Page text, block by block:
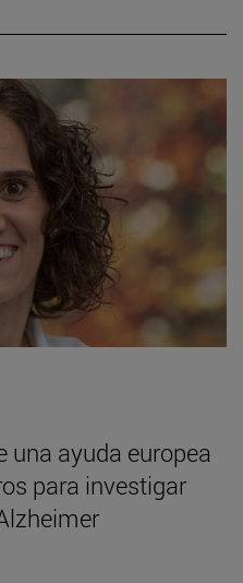
una ayuda europea
para investigar